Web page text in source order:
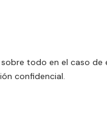
todo en el caso de
confidencial.